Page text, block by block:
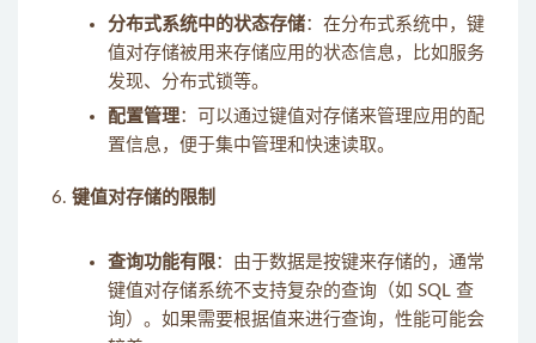
分布式系统中的状态存储：在分布式系统中，键
值对存储被用来存储应用的状态信息，比如服务
发现、分布式锁等。
配置管理：可以通过键值对存储来管理应用的配
置信息，便于集中管理和快速读取。
键值对存储的限制
查询功能有限：由于数据是按键来存储的，通常
键值对存储系统不支持复杂的查询（如 SQL 查
询）。如果需要根据值来进行查询，性能可能会